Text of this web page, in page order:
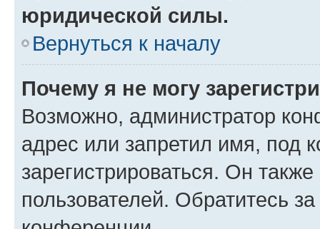
юридической силы.
Вернуться к началу
Почему я не могу
Возможно, администратор
адрес или запретил имя, под
зарегистрироваться. Он
пользователей. Обратитесь